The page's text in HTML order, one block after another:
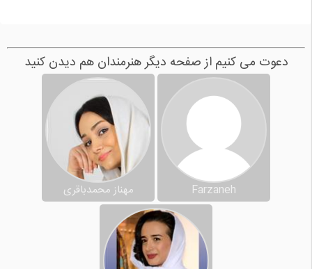
دعوت می کنیم از صفحه دیگر هنرمندان هم دیدن کنید
Farzaneh مهناز محمدباقری